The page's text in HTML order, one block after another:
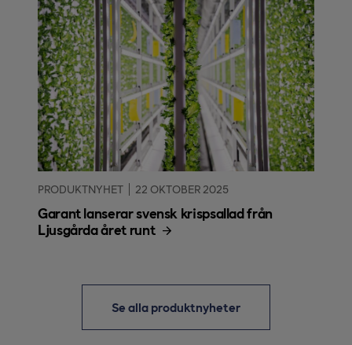
PRODUKTNYHET 22 OKTOBER 2025
Garant lanserar svensk krispsallad från
Ljusgårda året runt
Se alla produktnyheter